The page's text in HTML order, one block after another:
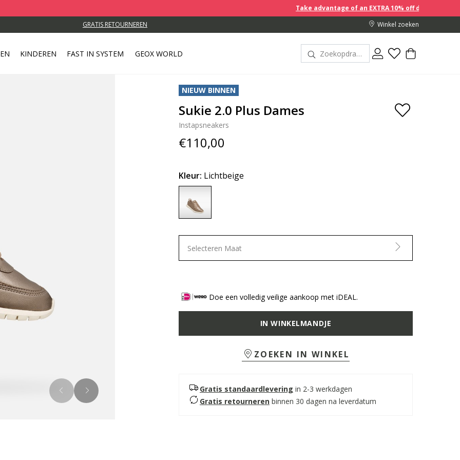
Take advantage of an EXTRA 10% off discount prices when
GRATIS RETOURNEREN Winkel zoeken
KINDEREN FAST IN SYSTEM GEOX WORLD
NIEUW BINNEN
Sukie 2.0 Plus Dames
Instapsneakers
€110,00
Kleur: Lichtbeige
Selecteren Maat
Doe een volledig veilige aankoop met iDEAL.
IN WINKELMANDJE
ZOEKEN IN WINKEL
Gratis standaardlevering in 2-3 werkdagen
Gratis retourneren binnen 30 dagen na leverdatum